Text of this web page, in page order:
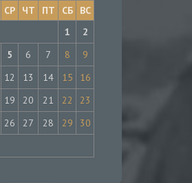
СР ЧТ ПТ СБ
ВС
1
2
5 6 7 8
9
12 13 14 15
16
19 20 21 22
23
26 27 28 29
30